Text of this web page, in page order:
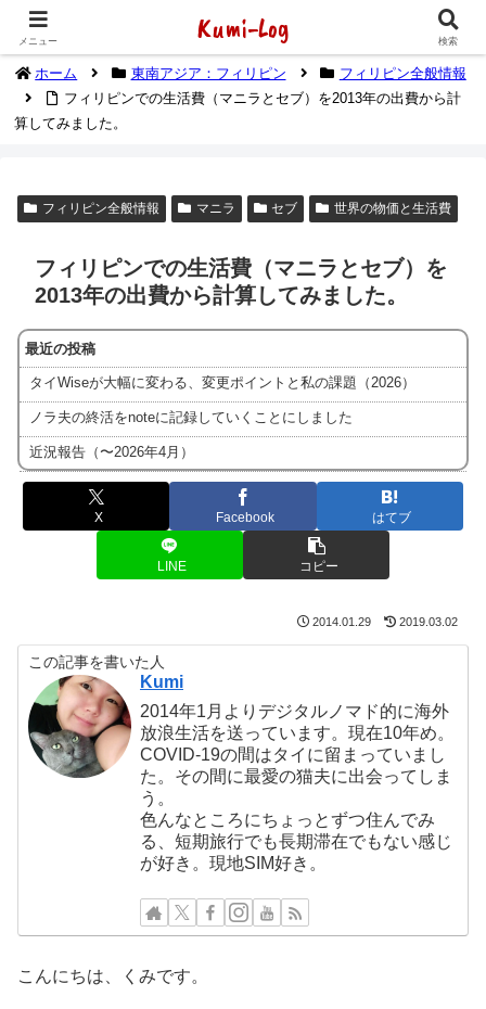
2014年1月から海外放浪（デジタルノマド）してます
ホーム 東南アジア：フィリピン
フィリピン全般情報
フィリピンでの生活費（マニラとセブ）を2013年の出費から計
算してみました。
フィリピン全般情報 マニラ セブ 世界の物価と生活費
フィリピンでの生活費（マニラとセブ）を
2013年の出費から計算してみました。
最近の投稿
タイWiseが大幅に変わる、変更ポイントと私の課題（2026）
ノラ夫の終活をnoteに記録していくことにしました
近況報告（〜2026年4月）
X Facebook はてブ
LINE コピー
2014.01.29 2019.03.02
この記事を書いた人
Kumi
2014年1月よりデジタルノマド的に海外
放浪生活を送っています。現在10年め。
COVID-19の間はタイに留まっていまし
た。その間に最愛の猫夫に出会ってしま
う。
色んなところにちょっとずつ住んでみ
る、短期旅行でも長期滞在でもない感じ
が好き。現地SIM好き。
こんにちは、くみです。
メニュー Kumi-Log 検索